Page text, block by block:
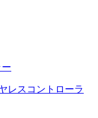
レスコントローラ